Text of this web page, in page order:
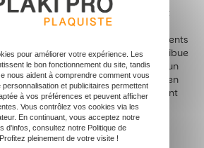
propose souvent un suivi complet
inclut des interventions en cas de
réparations mineures ou d’ajustements
Cette relation constante contribue
Ainsi, la collaboration avec un
aspect de votre projet est pris en
ainsi une cloison placo non seulement
entretenue dans le temps. La
se révèle indispensable pour
votre investissement.
pour améliorer votre expérience. Les
le bon fonctionnement du site, tandis
nous aident à comprendre comment vous
et publicitaires permettent
à vos préférences et peuvent afficher
Vous contrôlez vos cookies via les
En continuant, vous acceptez notre
d'infos, consultez notre Politique de
pleinement de votre visite !